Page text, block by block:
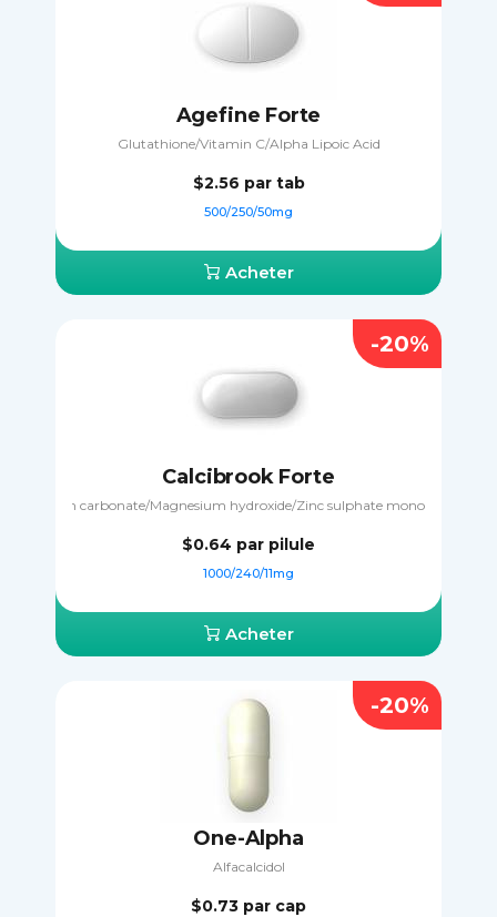
Agefine Forte
Glutathione/Vitamin C/Alpha Lipoic Acid
$2.56 par tab
500/250/50mg
Acheter
Calcibrook Forte
Calcium carbonate/Magnesium hydroxide/Zinc sulphate monohydrate
$0.64 par pilule
1000/240/11mg
Acheter
-20%
One-Alpha
Alfacalcidol
$0.73 par cap
-20%